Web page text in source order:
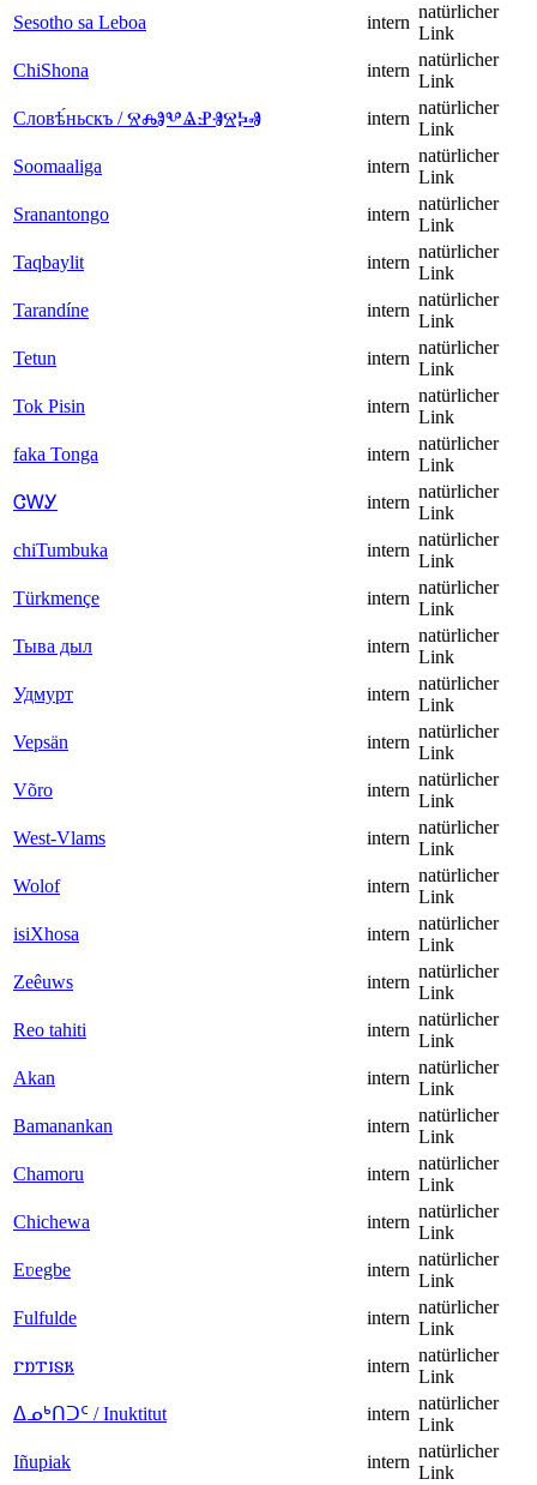
Sesotho sa Leboa
intern
natürlicher
Link
ChiShona
intern
natürlicher
Link
Словѣ́ньскъ / ⰔⰎⰑⰂⰡⰐⰠⰔⰍⰟ
intern
natürlicher
Link
Soomaaliga
intern
natürlicher
Link
Sranantongo
intern
natürlicher
Link
Taqbaylit
intern
natürlicher
Link
Tarandíne
intern
natürlicher
Link
Tetun
intern
natürlicher
Link
Tok Pisin
intern
natürlicher
Link
faka Tonga
intern
natürlicher
Link
ᏣᎳᎩ
intern
natürlicher
Link
chiTumbuka
intern
natürlicher
Link
Türkmençe
intern
natürlicher
Link
Тыва дыл
intern
natürlicher
Link
Удмурт
intern
natürlicher
Link
Vepsän
intern
natürlicher
Link
Võro
intern
natürlicher
Link
West-Vlams
intern
natürlicher
Link
Wolof
intern
natürlicher
Link
isiXhosa
intern
natürlicher
Link
Zeêuws
intern
natürlicher
Link
Reo tahiti
intern
natürlicher
Link
Akan
intern
natürlicher
Link
Bamanankan
intern
natürlicher
Link
Chamoru
intern
natürlicher
Link
Chichewa
intern
natürlicher
Link
Eʋegbe
intern
natürlicher
Link
Fulfulde
intern
natürlicher
Link
𐌲𐌿𐍄𐌹𐍃𐌺
intern
natürlicher
Link
ᐃᓄᒃᑎᑐᑦ / Inuktitut
intern
natürlicher
Link
Iñupiak
intern
natürlicher
Link